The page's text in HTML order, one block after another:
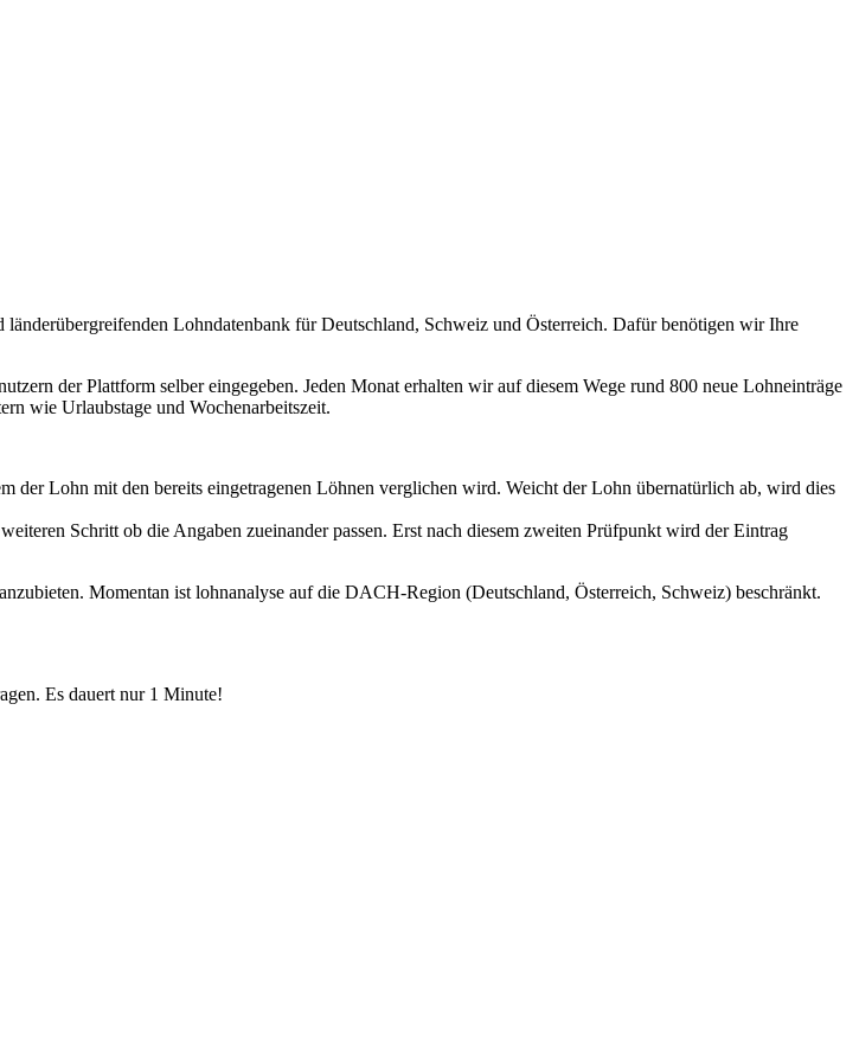
Lohndatenbank für Deutschland, Schweiz und Österreich. Dafür benötigen wir Ihre
der Plattform selber eingegeben. Jeden Monat erhalten wir auf diesem Wege rund 800 neue Lohneinträge
wie Urlaubstage und Wochenarbeitszeit.
der Lohn mit den bereits eingetragenen Löhnen verglichen wird. Weicht der Lohn übernatürlich ab, wird dies
Schritt ob die Angaben zueinander passen. Erst nach diesem zweiten Prüfpunkt wird der Eintrag
Momentan ist lohnanalyse auf die DACH-Region (Deutschland, Österreich, Schweiz) beschränkt.
Es dauert nur 1 Minute!